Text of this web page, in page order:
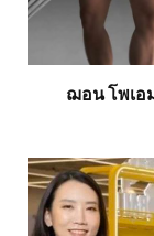
ฌอน โพเอ